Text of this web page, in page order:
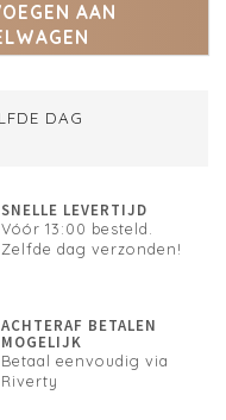
AAN
DAG
SNELLE LEVERTIJD
Vóór 13:00 besteld.
Zelfde dag verzonden!
ACHTERAF BETALEN
MOGELIJK
Betaal eenvoudig via
Riverty